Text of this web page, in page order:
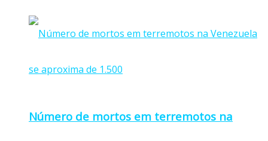
Número de mortos em terremotos na